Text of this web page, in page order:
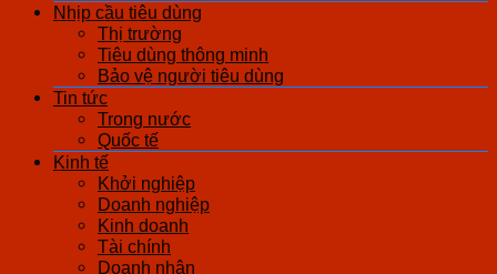
Nhịp cầu tiêu dùng
Thị trường
Tiêu dùng thông minh
Bảo vệ người tiêu dùng
Tin tức
Trong nước
Quốc tế
Kinh tế
Khởi nghiệp
Doanh nghiệp
Kinh doanh
Tài chính
Doanh nhân